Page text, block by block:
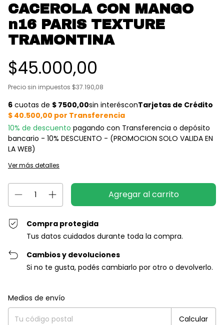
CACEROLA CON MANGO
n16 PARIS TEXTURE
TRAMONTINA
$45.000,00
Precio sin impuestos $37.190,08
10% de descuento pagando con Transferencia o depósito
bancario - 10% DESCUENTO - (PROMOCION SOLO VALIDA EN
LA WEB)
Ver más detalles
Compra protegida
Tus datos cuidados durante toda la compra.
Cambios y devoluciones
Si no te gusta, podés cambiarlo por otro o devolverlo.
Entregas para el CP:
Medios de envío
Calcular